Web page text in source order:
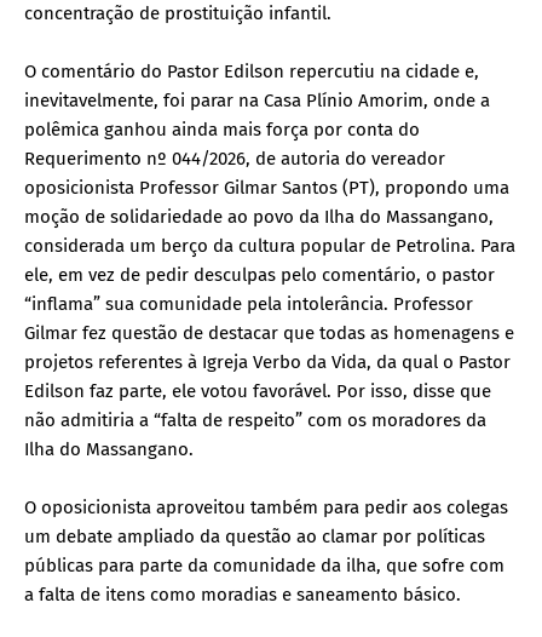
concentração de prostituição infantil.
O comentário do Pastor Edilson repercutiu na cidade e,
inevitavelmente, foi parar na Casa Plínio Amorim, onde a
polêmica ganhou ainda mais força por conta do
Requerimento nº 044/2026, de autoria do vereador
oposicionista Professor Gilmar Santos (PT), propondo uma
moção de solidariedade ao povo da Ilha do Massangano,
considerada um berço da cultura popular de Petrolina. Para
ele, em vez de pedir desculpas pelo comentário, o pastor
“inflama” sua comunidade pela intolerância. Professor
Gilmar fez questão de destacar que todas as homenagens e
projetos referentes à Igreja Verbo da Vida, da qual o Pastor
Edilson faz parte, ele votou favorável. Por isso, disse que
não admitiria a “falta de respeito” com os moradores da
Ilha do Massangano.
O oposicionista aproveitou também para pedir aos colegas
um debate ampliado da questão ao clamar por políticas
públicas para parte da comunidade da ilha, que sofre com
a falta de itens como moradias e saneamento básico.